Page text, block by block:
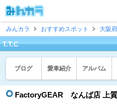
みんカラ
おすすめスポット 大阪府
T.T.C
ブログ 愛車紹介 アルバム
FactoryGEAR なんば店 上